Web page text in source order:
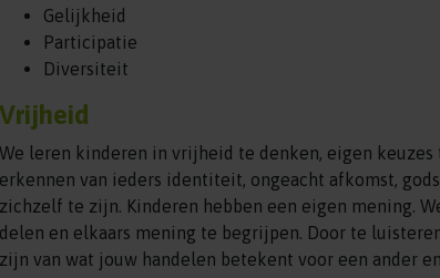
Gelijkheid
Participatie
Diversiteit
Vrijheid
We leren kinderen in vrijheid te denken, eigen
erkennen van ieders identiteit, ongeacht afkomst,
zichzelf te zijn. Kinderen hebben een eigen mening.
delen en elkaars mening te begrijpen. Door te
zijn van wat jouw handelen betekent voor een ander